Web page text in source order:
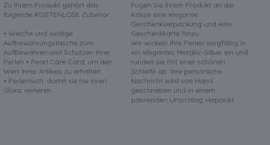
Zu Ihrem Produkt gehört das
folgende KOSTENLOSE Zubehör:
• Weiche und seidige
Aufbewahrungstasche zum
Aufbewahren und Schützen Ihrer
Perlen • Pearl Care Card, um den
Wert Ihres Artikels zu erhalten
• Perlentuch, damit sie nie ihren
Glanz verlieren.
Fügen Sie Ihrem Produkt an der
Kasse eine elegante
Geschenkverpackung und eine
Geschenkkarte hinzu.
Wir wickeln Ihre Perlen sorgfältig in
ein elegantes Metallic-Silber ein und
runden sie mit einer schönen
Schleife ab. Ihre persönliche
Nachricht wird von Hand
geschrieben und in einem
passenden Umschlag verpackt.